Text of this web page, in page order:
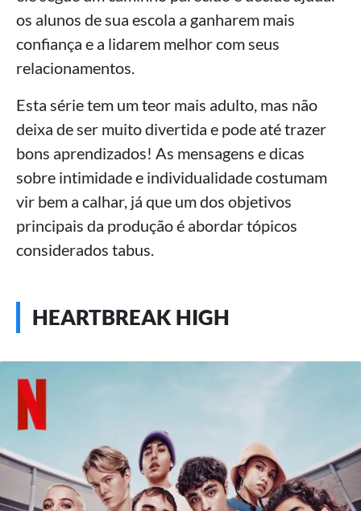
os alunos de sua escola a ganharem mais
confiança e a lidarem melhor com seus
relacionamentos.
Esta série tem um teor mais adulto, mas não
deixa de ser muito divertida e pode até trazer
bons aprendizados! As mensagens e dicas
sobre intimidade e individualidade costumam
vir bem a calhar, já que um dos objetivos
principais da produção é abordar tópicos
considerados tabus.
HEARTBREAK HIGH